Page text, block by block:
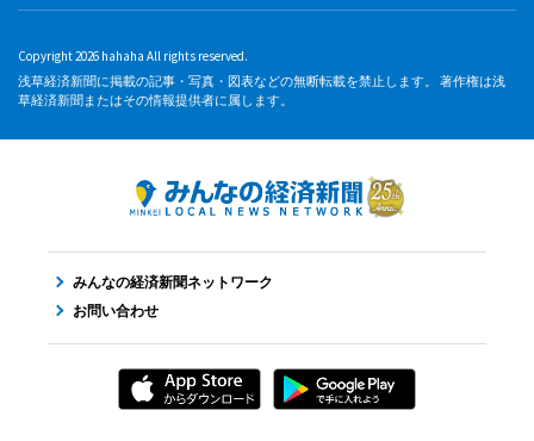
Copyright 2026 hahaha All rights reserved.
浅草経済新聞に掲載の記事・写真・図表などの無断転載を禁止します。 著作権は浅
草経済新聞またはその情報提供者に属します。
みんなの経済新聞ネットワーク
お問い合わせ